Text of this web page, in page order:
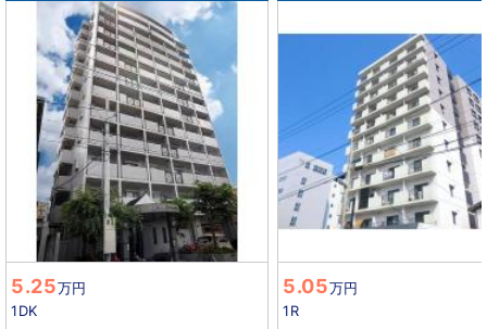
5.25万円
1DK
5.05万円
1R